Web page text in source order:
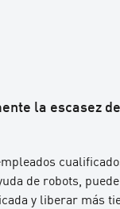
la escasez
de robots,
y liberar más